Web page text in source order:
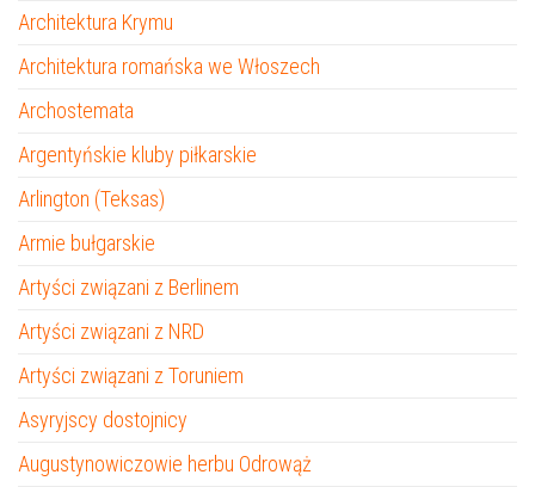
Architektura Krymu
Architektura romańska we Włoszech
Archostemata
Argentyńskie kluby piłkarskie
Arlington (Teksas)
Armie bułgarskie
Artyści związani z Berlinem
Artyści związani z NRD
Artyści związani z Toruniem
Asyryjscy dostojnicy
Augustynowiczowie herbu Odrowąż